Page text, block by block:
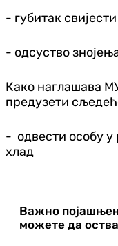
- губитак свијести
- одсуство
Како наглашава
предузети
- одвести особу у
хлад
Важно
можете да